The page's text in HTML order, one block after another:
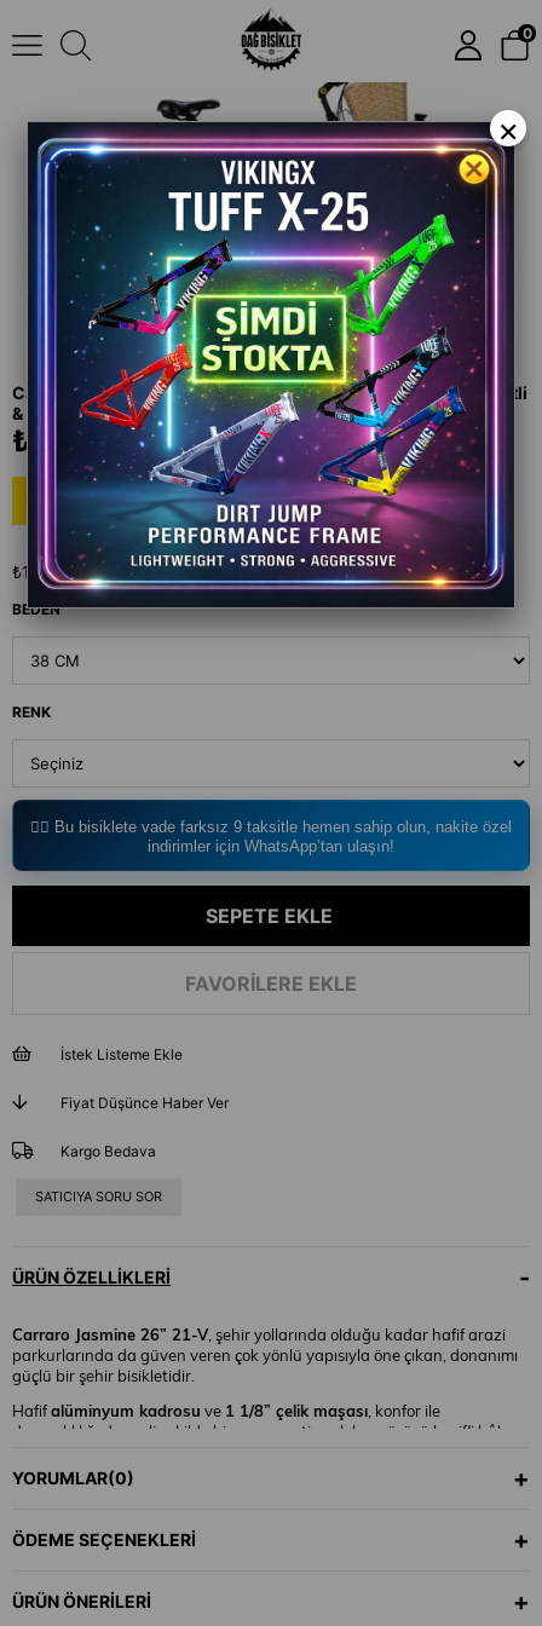
0
Carraro Jasmine 26” 21 Vites Şehir Bisikleti | Dinamolu, Sepetli
& Bagajlı
₺20.386,00
NAKİT'E İNDİRİM19.366 TL
₺10.193,00 `den başlayan taksitlerle
BEDEN
RENK
🚴‍♂️ Bu bisiklete vade farksız 9 taksitle hemen sahip olun, nakite özel
indirimler için WhatsApp’tan ulaşın!
FAVORILERE EKLE
İstek Listeme Ekle
Fiyat Düşünce Haber Ver
Kargo Bedava
SATICIYA SORU SOR
ÜRÜN ÖZELLIKLERI
Carraro Jasmine 26” 21-V, şehir yollarında olduğu kadar hafif arazi
parkurlarında da güven veren çok yönlü yapısıyla öne çıkan, donanımı
güçlü bir şehir bisikletidir.
Hafifalüminyum kadrosu ve 1 1/8” çelik maşası , konfor ile
dayanıklılığı dengeli şekilde bir araya getirerek her sürüşü keyifli hâle
3x7 – toplam 21 vites sistemi
YORUMLAR(0)
ÖDEME SEÇENEKLERI
ÜRÜN ÖNERILERI
×